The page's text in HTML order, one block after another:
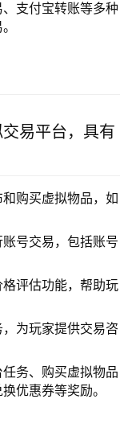
需求。
》的广泛玩家基
交易提供了广阔的
支付宝转账等多种
易平台，具有
购买虚拟物品，如